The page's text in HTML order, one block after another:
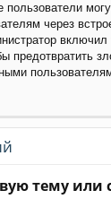
пользователи
через
включил
предотвратить
тему или